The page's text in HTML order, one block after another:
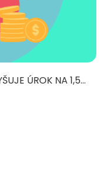
ÚROK NA 1,5...